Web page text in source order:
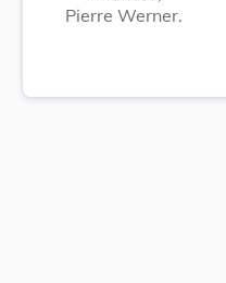
Pierre Werner.